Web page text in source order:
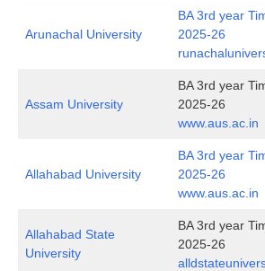
Arunachal University
BA 3rd year
2025-26
Assam University
BA 3rd year
2025-26
www.aus.ac.in
Allahabad University
BA 3rd year
2025-26
www.aus.ac.in
Allahabad State
University
BA 3rd year
2025-26